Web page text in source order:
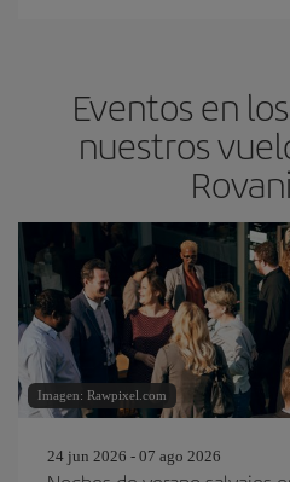
Eventos en
nuestros
Imagen: Rawpixel.com
24 jun 2026 - 07 ago 2026